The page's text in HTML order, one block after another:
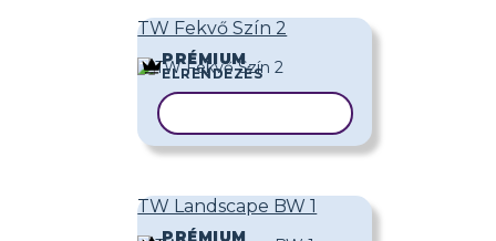
TW Fekvő Szín 2
PRÉMIUM
ELRENDEZÉS
TW Landscape BW 1
PRÉMIUM